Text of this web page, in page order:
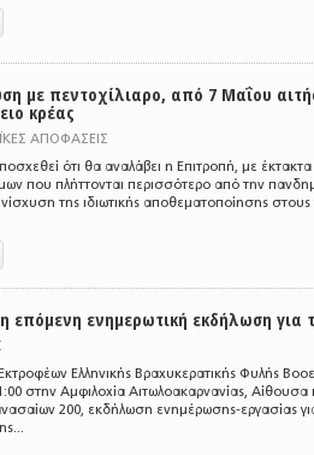
με πεντοχίλιαρο, από 7 Μαΐου
κρέας
ΑΠΟΦΑΣΕΙΣ
ότι θα αναλάβει η Επιτροπή, με
που πλήττονται περισσότερο από την
της ιδιωτικής αποθεματοποίησης στους
επόμενη ενημερωτική εκδήλωση για
Ελληνικής Βραχυκερατικής Φυλής
στην Αμφιλοχία Αιτωλοακαρνανίας,
200, εκδήλωση ενημέρωσης-εργασίας